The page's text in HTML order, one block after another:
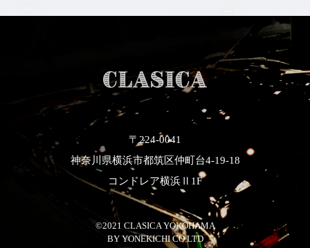
〒224-0041
神奈川県横浜市都筑区仲町台4-19-18
コンドレア横浜Ⅱ1F
©2021 CLASICA YOKOHAMA
​​​​​​​BY YONEKICHI CO.LTD